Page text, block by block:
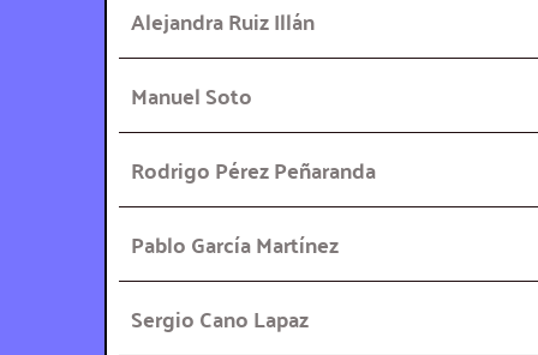
Alejandra Ruiz Illán
Manuel Soto
Rodrigo Pérez Peñaranda
Pablo García Martínez
Sergio Cano Lapaz